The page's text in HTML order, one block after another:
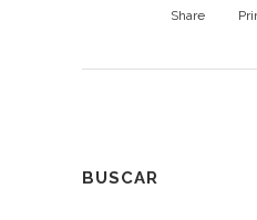
Share
BUSCAR